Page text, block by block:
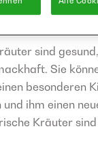
sind
Sie
besonderen
und ihm einen
Kräuter